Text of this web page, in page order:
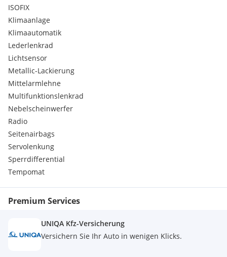
ISOFIX
Klimaanlage
Klimaautomatik
Lederlenkrad
Lichtsensor
Metallic-Lackierung
Mittelarmlehne
Multifunktionslenkrad
Nebelscheinwerfer
Radio
Seitenairbags
Servolenkung
Sperrdifferential
Tempomat
Premium Services
UNIQA Kfz-Versicherung
Versichern Sie Ihr Auto in wenigen Klicks.